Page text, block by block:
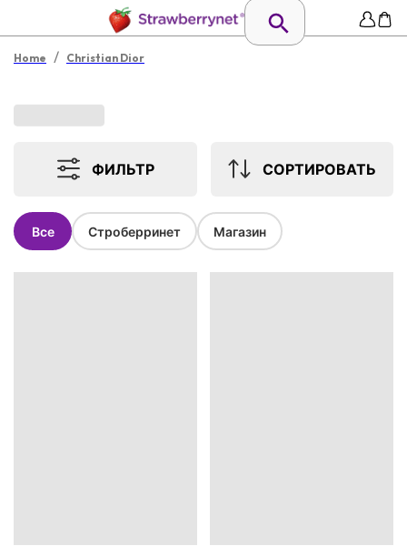
Home / Christian Dior
ФИЛЬТР СОРТИРОВАТЬ
Все Строберринет Магазин